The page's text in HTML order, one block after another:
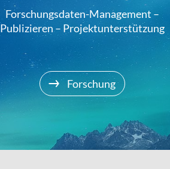
Forschungsdaten-Management –
Publizieren – Projektunterstützung
Forschung